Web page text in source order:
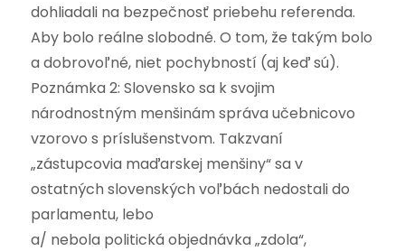
dohliadali na bezpečnosť priebehu referenda.
Aby bolo reálne slobodné. O tom, že takým bolo
a dobrovoľné, niet pochybností (aj keď sú).
Poznámka 2: Slovensko sa k svojim
národnostným menšinám správa učebnicovo
vzorovo s príslušenstvom. Takzvaní
„zástupcovia maďarskej menšiny“ sa v
ostatných slovenských voľbách nedostali do
parlamentu, lebo
a/ nebola politická objednávka „zdola“,